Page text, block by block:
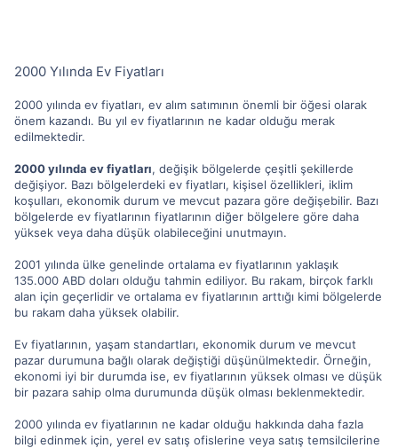
2000 Yılında Ev Fiyatları
2000 yılında ev fiyatları, ev alım satımının önemli bir öğesi olarak
önem kazandı. Bu yıl ev fiyatlarının ne kadar olduğu merak
edilmektedir.
2000 yılında ev fiyatları, değişik bölgelerde çeşitli şekillerde
değişiyor. Bazı bölgelerdeki ev fiyatları, kişisel özellikleri, iklim
koşulları, ekonomik durum ve mevcut pazara göre değişebilir. Bazı
bölgelerde ev fiyatlarının fiyatlarının diğer bölgelere göre daha
yüksek veya daha düşük olabileceğini unutmayın.
2001 yılında ülke genelinde ortalama ev fiyatlarının yaklaşık
135.000 ABD doları olduğu tahmin ediliyor. Bu rakam, birçok farklı
alan için geçerlidir ve ortalama ev fiyatlarının arttığı kimi bölgelerde
bu rakam daha yüksek olabilir.
Ev fiyatlarının, yaşam standartları, ekonomik durum ve mevcut
pazar durumuna bağlı olarak değiştiği düşünülmektedir. Örneğin,
ekonomi iyi bir durumda ise, ev fiyatlarının yüksek olması ve düşük
bir pazara sahip olma durumunda düşük olması beklenmektedir.
2000 yılında ev fiyatlarının ne kadar olduğu hakkında daha fazla
bilgi edinmek için, yerel ev satış ofislerine veya satış temsilcilerine